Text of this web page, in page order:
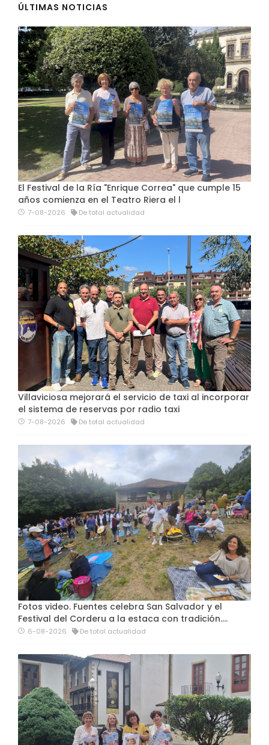
ÚLTIMAS NOTICIAS
El Festival de la Ría "Enrique Correa" que cumple 15
años comienza en el Teatro Riera el l
7-08-2026 De total actualidad
Villaviciosa mejorará el servicio de taxi al incorporar
el sistema de reservas por radio taxi
7-08-2026 De total actualidad
Fotos video. Fuentes celebra San Salvador y el
Festival del Corderu a la estaca con tradición....
6-08-2026 De total actualidad